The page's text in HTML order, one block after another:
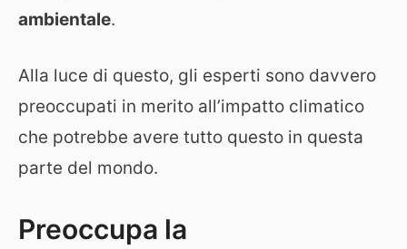
ambientale.
Alla luce di questo, gli esperti sono davvero
preoccupati in merito all’impatto climatico
che potrebbe avere tutto questo in questa
parte del mondo.
Preoccupa la